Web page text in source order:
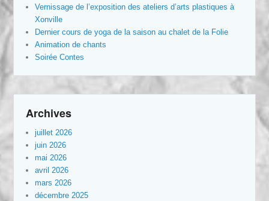
Vernissage de l’exposition des ateliers d’arts plastiques à
Xonville
Dernier cours de yoga de la saison au chalet de la Folie
Animation de chants
Soirée Contes
Archives
juillet 2026
juin 2026
mai 2026
avril 2026
mars 2026
décembre 2025